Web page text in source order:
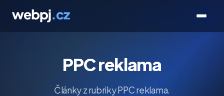
PPC reklama
Články z rubriky PPC reklama.